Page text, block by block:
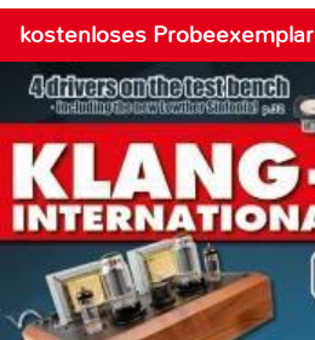
kostenloses Probeexemplar